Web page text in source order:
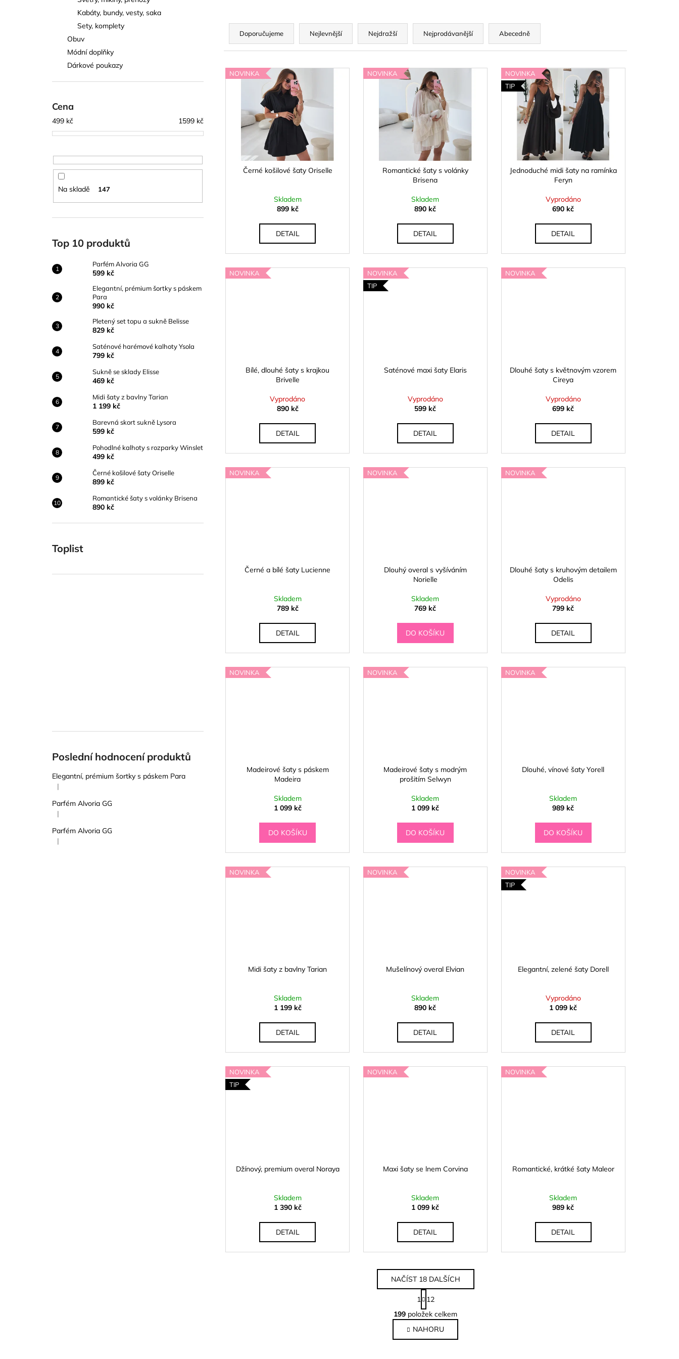
Kabáty, bundy, vesty, saka
Sety, komplety
Obuv
Módní doplňky
Dárkové poukazy
Cena
499 kč 1599 kč
Na skladě 147
Top 10 produktů
Parfém Alvoria GG
599 kč
Elegantní, prémium šortky s páskem
Para
990 kč
Pletený set topu a sukně Belisse
829 kč
Saténové harémové kalhoty Ysola
799 kč
Sukně se sklady Elisse
469 kč
Midi šaty z bavlny Tarian
1 199 kč
Barevná skort sukně Lysora
599 kč
Pohodlné kalhoty s rozparky Winslet
499 kč
Černé košilové šaty Oriselle
899 kč
Romantické šaty s volánky Brisena
890 kč
Toplist
Poslední hodnocení produktů
Elegantní, prémium šortky s páskem Para
Hodnocení produktu je 5 z 5 hvězdiček.
|
Parfém Alvoria GG
Hodnocení produktu je 5 z 5 hvězdiček.
|
Parfém Alvoria GG
Hodnocení produktu je 5 z 5 hvězdiček.
|
Ř
z
n
Doporučujeme Nejlevnější Nejdražší Nejprodávanější Abecedně
V
ýNOVINKA
Černé košilové šaty Oriselle
Skladem
899 kč
DETAIL
NOVINKA
Romantické šaty s volánky
Brisena
Skladem
890 kč
DETAIL
NOVINKA
TIP
Jednoduché midi šaty na ramínka
Feryn
Vyprodáno
690 kč
DETAIL
NOVINKA
Bílé, dlouhé šaty s krajkou
Brivelle
Vyprodáno
890 kč
DETAIL
NOVINKA
TIP
Saténové maxi šaty Elaris
Vyprodáno
599 kč
DETAIL
NOVINKA
Dlouhé šaty s květnovým vzorem
Cireya
Vyprodáno
699 kč
DETAIL
NOVINKA
Černé a bílé šaty Lucienne
Skladem
789 kč
DETAIL
NOVINKA
Dlouhý overal s vyšíváním
Norielle
Skladem
769 kč
DO KOŠÍKU
NOVINKA
Dlouhé šaty s kruhovým detailem
Odelis
Vyprodáno
799 kč
DETAIL
NOVINKA
Madeirové šaty s páskem
Madeira
Skladem
1 099 kč
DO KOŠÍKU
NOVINKA
Madeirové šaty s modrým
prošitím Selwyn
Skladem
1 099 kč
DO KOŠÍKU
NOVINKA
Dlouhé, vínové šaty Yorell
Skladem
989 kč
DO KOŠÍKU
NOVINKA
Midi šaty z bavlny Tarian
Skladem
1 199 kč
DETAIL
NOVINKA
Mušelínový overal Elvian
Skladem
890 kč
DETAIL
NOVINKA
TIP
Elegantní, zelené šaty Dorell
Vyprodáno
1 099 kč
DETAIL
NOVINKA
TIP
Džínový, premium overal Noraya
Skladem
1 390 kč
DETAIL
NOVINKA
Maxi šaty se lnem Corvina
Skladem
1 099 kč
DETAIL
NOVINKA
Romantické, krátké šaty Maleor
Skladem
989 kč
DETAIL
O
v
l
á
NAČÍST 18 DALŠÍCH
S
t
r
á
n
k
1
12
199 položek celkem
NAHORU
PARFÉM ALVORIA GG
599 kč
990 kč